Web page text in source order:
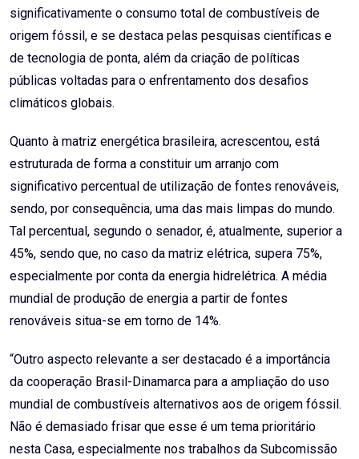
significativamente o consumo total de combustíveis de
origem fóssil, e se destaca pelas pesquisas científicas e
de tecnologia de ponta, além da criação de políticas
públicas voltadas para o enfrentamento dos desafios
climáticos globais.
Quanto à matriz energética brasileira, acrescentou, está
estruturada de forma a constituir um arranjo com
significativo percentual de utilização de fontes renováveis,
sendo, por consequência, uma das mais limpas do mundo.
Tal percentual, segundo o senador, é, atualmente, superior a
45%, sendo que, no caso da matriz elétrica, supera 75%,
especialmente por conta da energia hidrelétrica. A média
mundial de produção de energia a partir de fontes
renováveis situa-se em torno de 14%.
“Outro aspecto relevante a ser destacado é a importância
da cooperação Brasil-Dinamarca para a ampliação do uso
mundial de combustíveis alternativos aos de origem fóssil.
Não é demasiado frisar que esse é um tema prioritário
nesta Casa, especialmente nos trabalhos da Subcomissão